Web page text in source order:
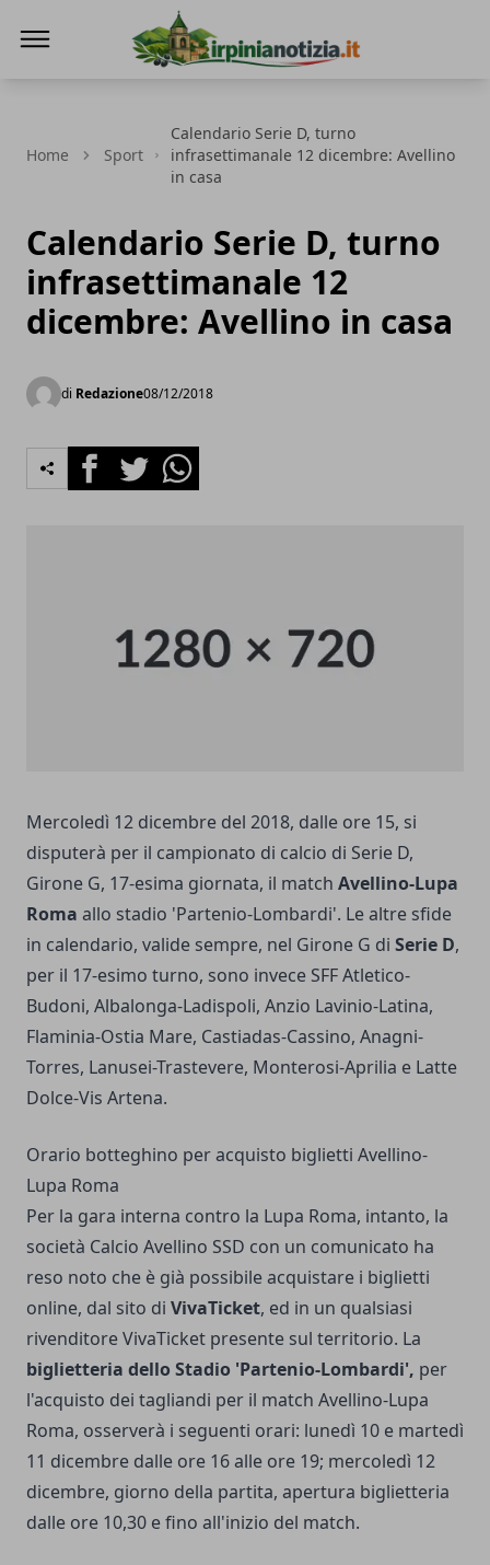
Home Sport
Calendario Serie D, turno
infrasettimanale 12 dicembre: Avellino
in casa
Calendario Serie D, turno
infrasettimanale 12
dicembre: Avellino in casa
di Redazione08/12/2018
FacebookTwitterWhatsapp
Mercoledì 12 dicembre del 2018, dalle ore 15, si
disputerà per il campionato di calcio di Serie D,
Girone G, 17-esima giornata, il match Avellino-Lupa
Roma allo stadio 'Partenio-Lombardi'. Le altre sfide
in calendario, valide sempre, nel Girone G di Serie D,
per il 17-esimo turno, sono invece SFF Atletico-
Budoni, Albalonga-Ladispoli, Anzio Lavinio-Latina,
Flaminia-Ostia Mare, Castiadas-Cassino, Anagni-
Torres, Lanusei-Trastevere, Monterosi-Aprilia e Latte
Dolce-Vis Artena.
Orario botteghino per acquisto biglietti Avellino-
Lupa Roma
Per la gara interna contro la Lupa Roma, intanto, la
società Calcio Avellino SSD con un comunicato ha
reso noto che è già possibile acquistare i biglietti
online, dal sito di VivaTicket, ed in un qualsiasi
rivenditore VivaTicket presente sul territorio. La
biglietteria dello Stadio 'Partenio-Lombardi', per
l'acquisto dei tagliandi per il match Avellino-Lupa
Roma, osserverà i seguenti orari: lunedì 10 e martedì
11 dicembre dalle ore 16 alle ore 19; mercoledì 12
dicembre, giorno della partita, apertura biglietteria
dalle ore 10,30 e fino all'inizio del match.